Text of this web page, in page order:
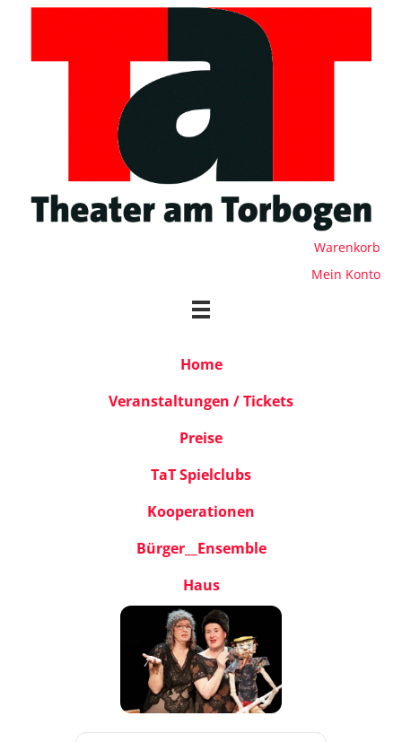
Warenkorb
Mein Konto
Home
Veranstaltungen / Tickets
Preise
TaT Spielclubs
Kooperationen
Bürger__Ensemble
Haus